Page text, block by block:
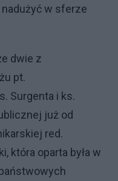
w sferze
dwie z
pt.
Surgenta i ks.
już od
red.
która oparta była w